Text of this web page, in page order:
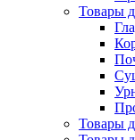
Товары
Товары